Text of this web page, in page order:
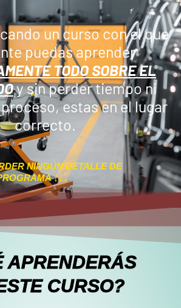
un curso con el que
puedas aprender
TODO SOBRE EL
y sin perder tiempo ni
estas en el lugar
correcto.
NINGÚN DETALLE DE
↓↓↓
APRENDERÁS
CURSO?